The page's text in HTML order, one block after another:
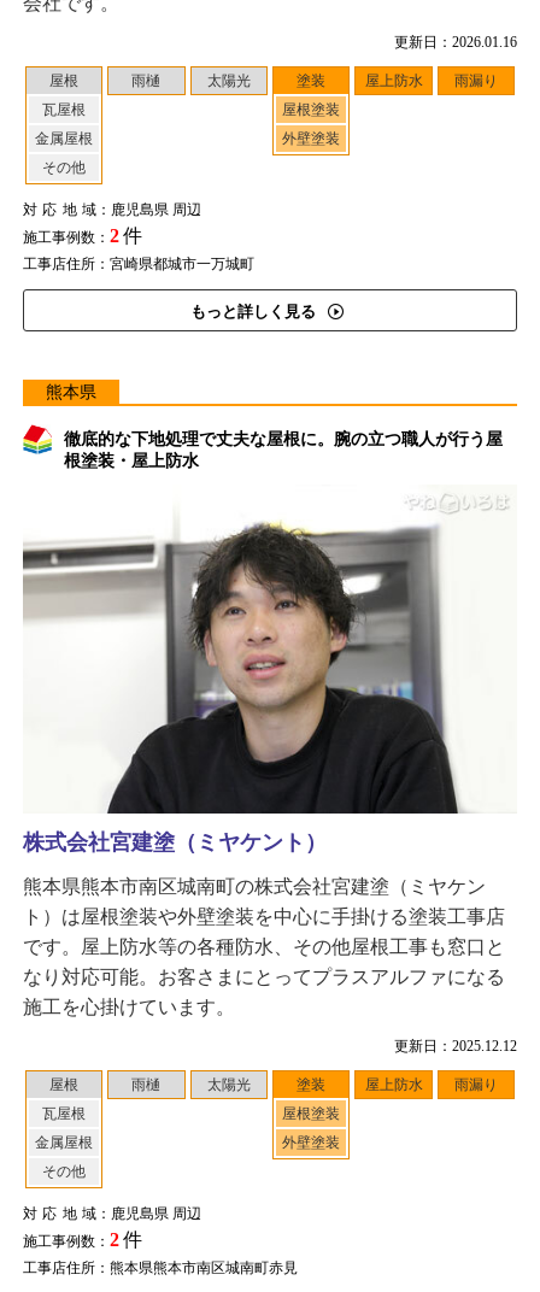
更新日：2026.01.16
屋根
瓦屋根
金属屋根
その他
雨樋 太陽光
塗装
屋根塗装
外壁塗装
屋上防水 雨漏り
対応地域：鹿児島県 周辺
施工事例数： 2件
工事店住所：宮崎県都城市一万城町
もっと詳しく見る
熊本県
徹底的な下地処理で丈夫な屋根に。腕の立つ職人が行う屋
根塗装・屋上防水
更新日：2025.12.12
屋根
瓦屋根
金属屋根
その他
雨樋 太陽光
塗装
屋根塗装
外壁塗装
屋上防水 雨漏り
対応地域：鹿児島県 周辺
施工事例数： 2件
工事店住所：熊本県熊本市南区城南町赤見
株式会社宮建塗（ミヤケント）
熊本県熊本市南区城南町の株式会社宮建塗（ミヤケン
ト）は屋根塗装や外壁塗装を中心に手掛ける塗装工事店
です。屋上防水等の各種防水、その他屋根工事も窓口と
なり対応可能。お客さまにとってプラスアルファになる
施工を心掛けています。